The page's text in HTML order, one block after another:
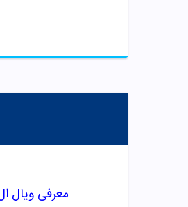
معرفی ویال